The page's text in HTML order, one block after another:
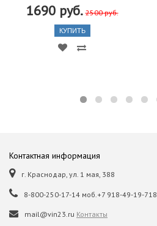
1690 руб. 2500 руб.
КУПИТЬ
Контактная информация
г. Краснодар, ул. 1 мая, 388
8-800-250-17-14 моб.+7 918-49-19-718
mail@vin23.ru Контакты